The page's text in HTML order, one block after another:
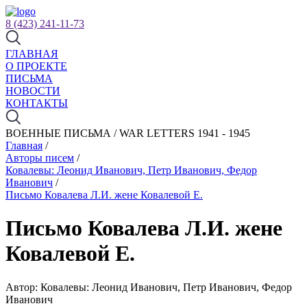
8 (423) 241-11-73
ГЛАВНАЯ
О ПРОЕКТЕ
ПИСЬМА
НОВОСТИ
КОНТАКТЫ
ВОЕННЫЕ ПИСЬМА / WAR LETTERS 1941 - 1945
Главная /
Авторы писем /
Ковалевы: Леонид Иванович, Петр Иванович, Федор
Иванович /
Письмо Ковалева Л.И. жене Ковалевой Е.
Письмо Ковалева Л.И. жене
Ковалевой Е.
Автор: Ковалевы: Леонид Иванович, Петр Иванович, Федор
Иванович